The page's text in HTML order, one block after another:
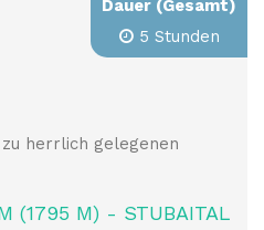
herrlich gelegenen
(1795 M) - STUBAITAL
Dauer (Gesamt)
5 Stunden